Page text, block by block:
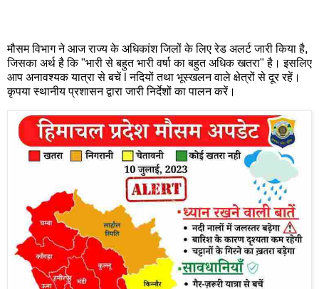
मौसम विभाग ने आज राज्य के अधिकांश जिलों के लिए रेड अलर्ट जारी किया है,
जिसका अर्थ है कि "भारी से बहुत भारी वर्षा का बहुत अधिक खतरा" है। इसलिए
आप अनावश्यक यात्रा से बचें l नदियों तथा भूस्खलन वाले क्षेत्रों से दूर रहें।
कृपया स्थानीय प्रशासन द्वारा जारी निर्देशों का पालन करें।